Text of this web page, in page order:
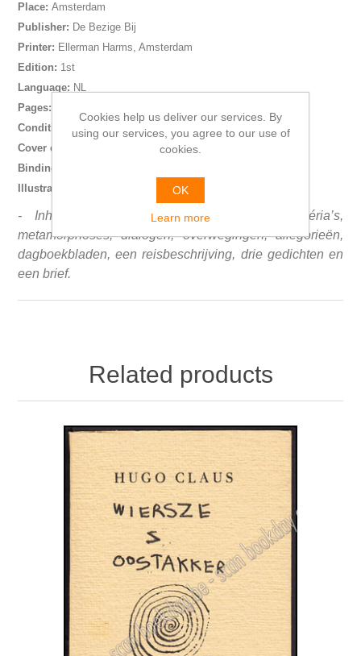
Place: Amsterdam
Publisher: De Bezige Bij
Printer: Ellerman Harms, Amsterdam
Edition: 1st
Language: NL
Pages:
Condition:
VG
Cover condition:
Binding:
Illustrated:
Omslagontwerp: Hugo Claus
- Inhoud: Schetsen, verhalen, fabels, greguéria’s,
metamorphoses, dialogen, overwegingen, allegorieën,
dagboekbladen, een reisbeschrijving, drie gedichten en
een brief.
Related products
Cookies help us deliver our services. By
using our services, you agree to our use of
cookies.
OK
Learn more